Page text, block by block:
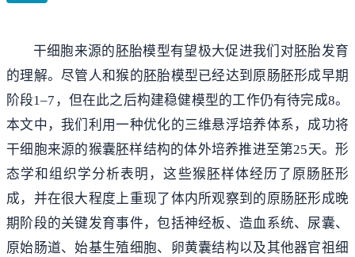
干细胞来源的胚胎模型有望极大促进我们对胚胎发育
的理解。尽管人和猴的胚胎模型已经达到原肠胚形成早期
阶段1–7，但在此之后构建稳健模型的工作仍有待完成8。
本文中，我们利用一种优化的三维悬浮培养体系，成功将
干细胞来源的猴囊胚样结构的体外培养推进至第25天。形
态学和组织学分析表明，这些猴胚样体经历了原肠胚形
成，并在很大程度上重现了体内所观察到的原肠胚形成晚
期阶段的关键发育事件，包括神经板、造血系统、尿囊、
原始肠道、始基生殖细胞、卵黄囊结构以及其他器官祖细